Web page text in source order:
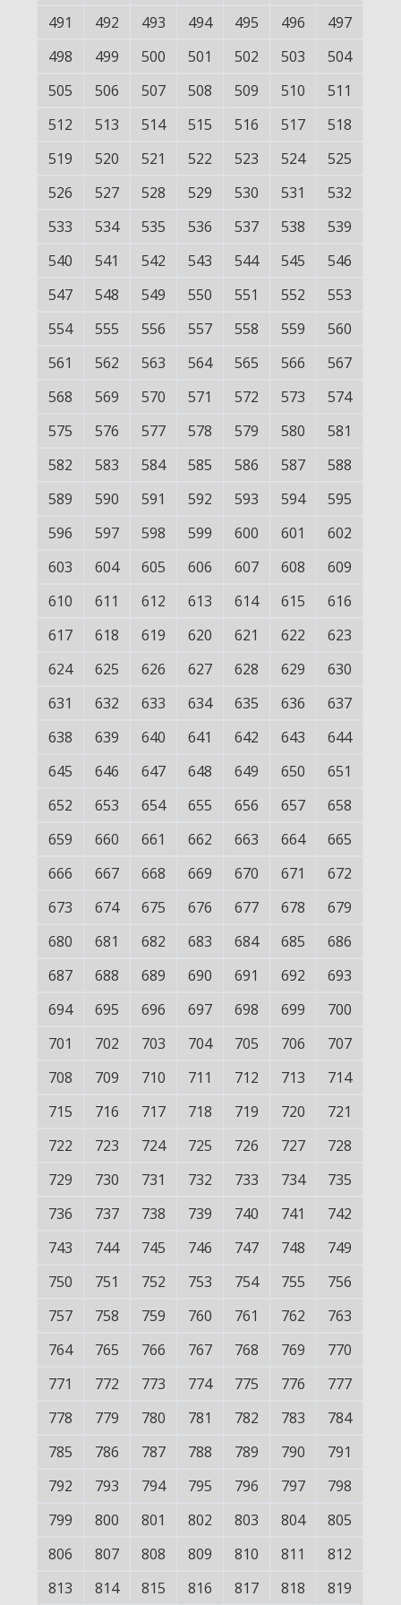
491 492 493 494 495 496
497
498
499 500 501 502 503
504
505
506 507 508 509 510
511
512
513 514 515 516 517
518
519
520 521 522 523 524
525
526
527 528 529 530 531
532
533
534 535 536 537 538
539
540
541 542 543 544 545
546
547
548 549 550 551 552
553
554
555 556 557 558 559
560
561
562 563 564 565 566
567
568
569 570 571 572 573
574
575
576 577 578 579 580
581
582
583 584 585 586 587
588
589
590 591 592 593 594
595
596
597 598 599 600 601
602
603
604 605 606 607 608
609
610
611 612 613 614 615
616
617
618 619 620 621 622
623
624
625 626 627 628 629
630
631
632 633 634 635 636
637
638
639 640 641 642 643
644
645
646 647 648 649 650
651
652
653 654 655 656 657
658
659
660 661 662 663 664
665
666
667 668 669 670 671
672
673
674 675 676 677 678
679
680
681 682 683 684 685
686
687
688 689 690 691 692
693
694
695 696 697 698 699
700
701
702 703 704 705 706
707
708
709 710 711 712 713
714
715
716 717 718 719 720
721
722
723 724 725 726 727
728
729
730 731 732 733 734
735
736
737 738 739 740 741
742
743
744 745 746 747 748
749
750
751 752 753 754 755
756
757
758 759 760 761 762
763
764
765 766 767 768 769
770
771
772 773 774 775 776
777
778
779 780 781 782 783
784
785
786 787 788 789 790
791
792
793 794 795 796 797
798
799
800 801 802 803 804
805
806
807 808 809 810 811
812
813
814 815 816 817 818 819